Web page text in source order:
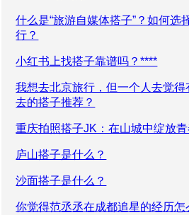
什么是“旅游自媒体搭子”？如何选
行？
小红书上找搭子靠谱吗？****
我想去北京旅行，但一个人去觉
去的搭子推荐？
重庆拍照搭子JK：在山城中绽放
庐山搭子是什么？
沙面搭子是什么？
你觉得范丞丞在成都追星的经历怎